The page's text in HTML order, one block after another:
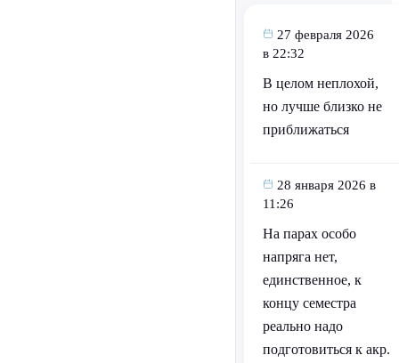
27 февраля 2026
в 22:32
В целом неплохой,
но лучше близко не
приближаться
28 января 2026 в
11:26
На парах особо
напряга нет,
единственное, к
концу семестра
реально надо
подготовиться к акр.